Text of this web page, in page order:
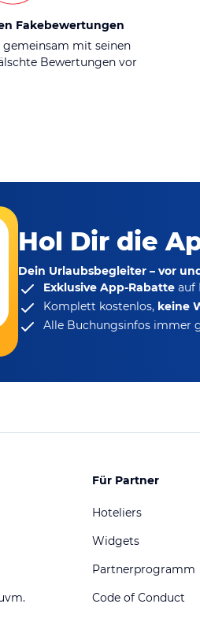
Fakebewertungen
gemeinsam mit seinen
Bewertungen vor
Hol Dir die
Dein Urlaubsbegleiter – vor
Exklusive App-Rabatte auf
Komplett kostenlos, keine
Alle Buchungsinfos immer
Für Partner
Hoteliers
Widgets
Partnerprogramm
Code of Conduct